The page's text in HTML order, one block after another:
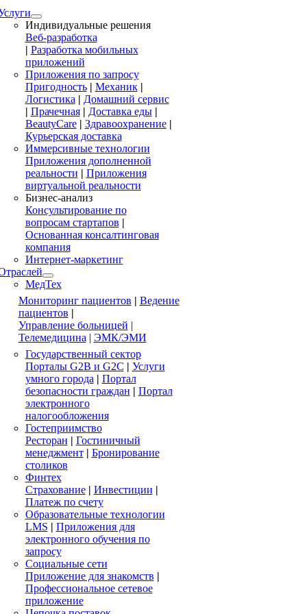
Индивидуальные решения
Веб-разработка
| Разработка мобильных
приложений
Приложения по запросу
Пригодность| Механик|
Логистика| Домашний сервис
| Прачечная | Доставка еды |
BeautyCare | Здравоохранение |
Курьерская доставка
Иммерсивные технологии
Приложения дополненной
реальности | Приложения
виртуальной реальности
Бизнес-анализ
Консультирование по
вопросам стартапов |
Основанная консалтинговая
компания
Интернет-маркетинг
МедТех
Мониторинг пациентов | Ведение
пациентов |
Управление больницей |
Телемедицина| ЭМК/ЭМИ
Государственный сектор
Порталы G2B и G2C | Услуги
умного города| Портал
безопасности граждан | Портал
электронного
налогообложения
Гостеприимство
Ресторан | Гостиничный
менеджмент| Бронирование
столиков
Финтех
Страхование| Инвестиции |
Платеж по счету
Образовательные технологии
LMS | Приложения для
электронного обучения по
запросу
Социальные сети
Приложение для знакомств |
Профессиональное сетевое
приложение